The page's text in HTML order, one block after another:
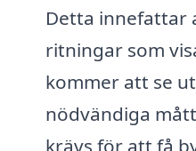
Detta innefattar
ritningar som
kommer att se
nödvändiga
krävs för att få